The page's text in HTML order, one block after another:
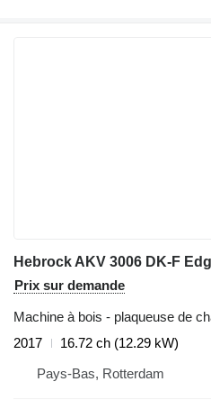
Prix sur demande
Machine à bois - plaqueuse de
2017
16.72 ch (12.29 kW)
Pays-Bas, Rotterdam